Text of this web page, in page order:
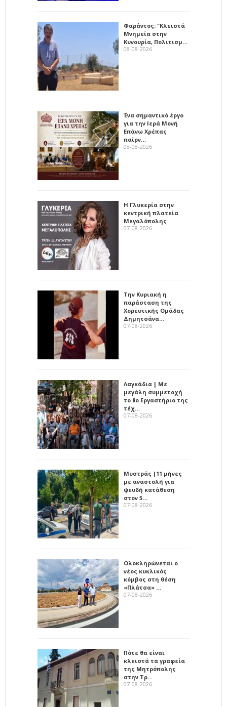
Φαράντος: "Κλειστά
Μνημεία στην
Κυνουρία, Πολιτισμ…
08-08-2026
Ένα σημαντικό έργο
για την Ιερά Μονή
Επάνω Χρέπας
παίρν…
08-08-2026
Η Γλυκερία στην
κεντρική πλατεία
Μεγαλόπολης
07-08-2026
Την Κυριακή η
παράσταση της
Χορευτικής Ομάδας
Δημητσάνα…
07-08-2026
Λαγκάδια | Με
μεγάλη συμμετοχή
το 8ο Εργαστήριο της
τέχ…
07-08-2026
Μυστράς |11 μήνες
με αναστολή για
ψευδή κατάθεση
στον 5…
07-08-2026
Ολοκληρώνεται ο
νέος κυκλικός
κόμβος στη θέση
«Πλάτσα» …
07-08-2026
Πότε θα είναι
κλειστά τα γραφεία
της Μητρόπολης
στην Τρ…
07-08-2026